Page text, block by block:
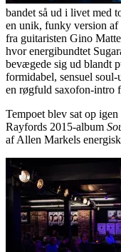
bandet så ud i livet med
en unik, funky version af
fra guitaristen Gino
hvor energibundtet
bevægede sig ud blandt
formidabel, sensuel
en røgfuld saxofon-intro
Tempoet blev sat op
Rayfords 2015-album
af Allen Markels